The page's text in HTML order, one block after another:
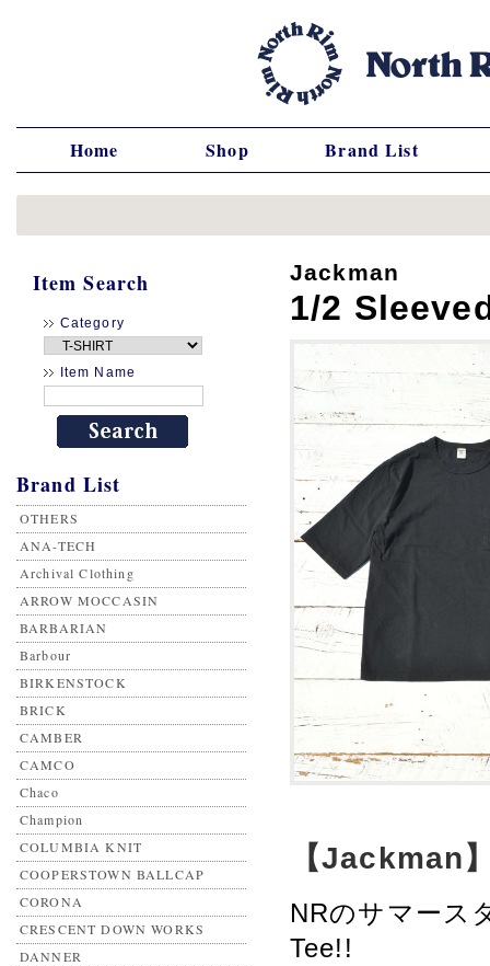
Home Shop Brand List
Item Search
Category
Item Name
Brand List
OTHERS
ANA-TECH
Archival Clothing
ARROW MOCCASIN
BARBARIAN
Barbour
BIRKENSTOCK
BRICK
CAMBER
CAMCO
Chaco
Champion
COLUMBIA KNIT
COOPERSTOWN BALLCAP
CORONA
CRESCENT DOWN WORKS
DANNER
Jackman
1/2
【Jackman
NRのサマース
Tee!!